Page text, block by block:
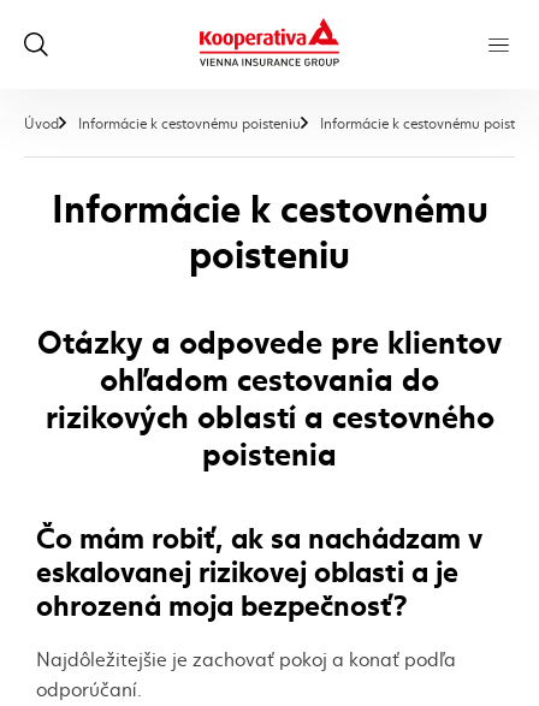
Úvod Informácie k cestovnému poisteniu Informácie k cestovnému
Informácie k cestovnému
poisteniu
Otázky a odpovede pre klientov
ohľadom cestovania do
rizikových oblastí a cestovného
poistenia
Čo mám robiť, ak sa nachádzam v
eskalovanej rizikovej oblasti a je
ohrozená moja bezpečnosť?
Najdôležitejšie je zachovať pokoj a konať podľa
odporúčaní